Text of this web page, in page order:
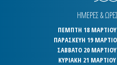
ΗΜΕΡΕΣ &
ΠΕΜΠΤΗ 18 ΜΑΡΤΙΟΥ
ΠΑΡΑΣΚΕΥΗ 19
ΣΑΒΒΑΤΟ 20
ΚΥΡΙΑΚΗ 21